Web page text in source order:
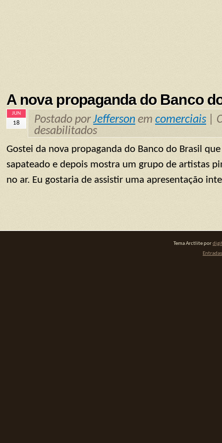
A nova propaganda do Banco
JUN
18 Postado porJefferson em comerciais
desabilitados
Gostei da nova propaganda do Banco do Brasil
sapateado e depois mostra um grupo de artistas
no ar. Eu gostaria de assistir uma apresentação
Tema Arctlite por
Entradas